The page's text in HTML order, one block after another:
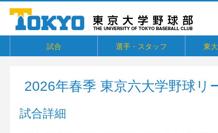
試合 選手・スタッフ 東
2026年春季 東京六大学野球リ
試合詳細